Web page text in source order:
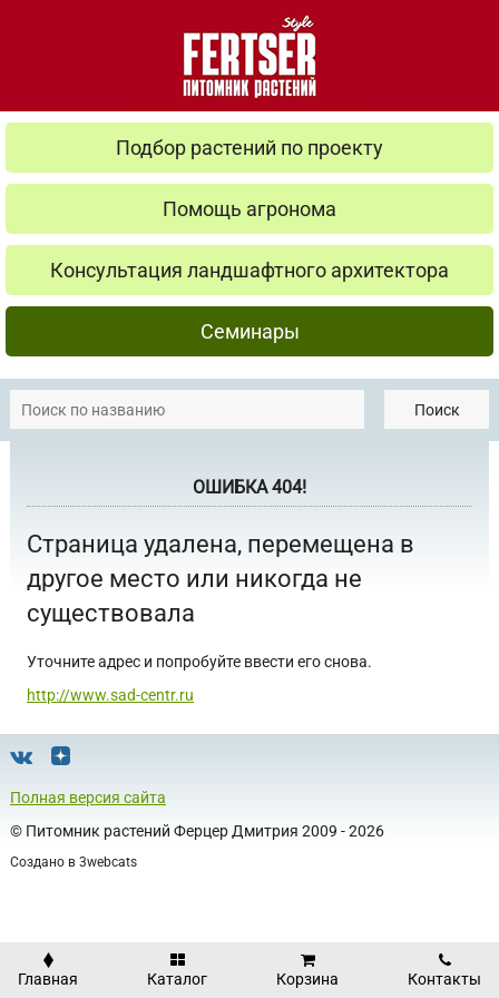
Подбор растений по проекту
Помощь агронома
Консультация ландшафтного архитектора
Семинары
Поиск
ОШИБКА 404!
Страница удалена, перемещена в
другое место или никогда не
существовала
Уточните адрес и попробуйте ввести его снова.
http://www.sad-centr.ru
Полная версия сайта
© Питомник растений Ферцер Дмитрия 2009 - 2026
Создано в 3webcats
Главная Каталог Корзина Контакты